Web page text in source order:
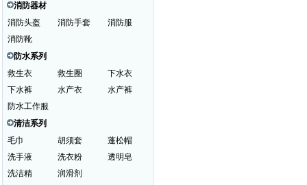
消防器材
消防头盔
消防手套
消防服
消防靴
防水系列
救生衣
救生圈
下水衣
下水裤
水产衣
水产裤
防水工作服
清洁系列
毛巾
胡须套
蓬松帽
洗手液
洗衣粉
透明皂
洗洁精
润滑剂